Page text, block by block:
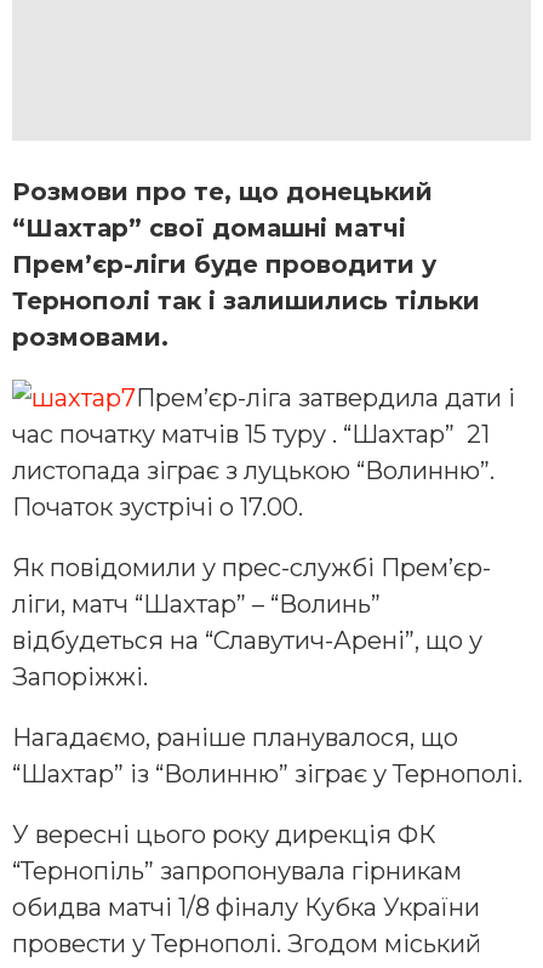
Розмови про те, що донецький
“Шахтар” свої домашні матчі
Прем’єр-ліги буде проводити у
Тернополі так і залишились тільки
розмовами.
Прем’єр-ліга затвердила дати і
час початку матчів 15 туру . “Шахтар” 21
листопада зіграє з луцькою “Волинню”.
Початок зустрічі о 17.00.
Як повідомили у прес-службі Прем’єр-
ліги, матч “Шахтар” – “Волинь”
відбудеться на “Славутич-Арені”, що у
Запоріжжі.
Нагадаємо, раніше планувалося, що
“Шахтар” із “Волинню” зіграє у Тернополі.
У вересні цього року дирекція ФК
“Тернопіль” запропонувала гірникам
обидва матчі 1/8 фіналу Кубка України
провести у Тернополі. Згодом міський